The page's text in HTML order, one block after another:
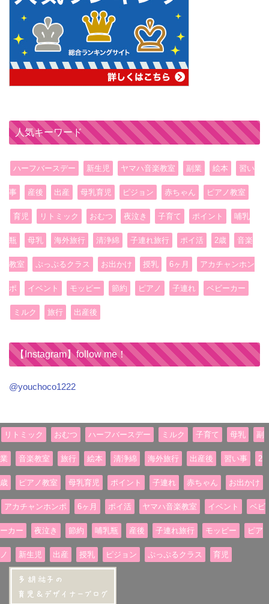
人気キーワード
ハーフバースデー 新生児 ヤマハ音楽教室 副業 絵本 習い
事 産後 出産 母乳育児 ピジョン 赤ちゃん ピアノ教室
育児 リトミック おむつ 夜泣き 子育て ポイント 哺乳
瓶 母乳 海外旅行 清浄綿 子連れ旅行 ポイ活 2歳 音楽
教室 ぷっぷるクラス お出かけ 授乳 6ヶ月 アカチャンホン
ポ イベント モッピー 節約 ピアノ 子連れ ベビーカー
ミルク 旅行 出産後
【Instagram】follow me！
@youchoco1222
リトミック おむつ ハーフバースデー ミルク 子育て 母乳 副
業 音楽教室 旅行 絵本 清浄綿 海外旅行 出産後 習い事 2
歳 ピアノ教室 母乳育児 ポイント 子連れ 赤ちゃん お出かけ
アカチャンホンポ 6ヶ月 ポイ活 ヤマハ音楽教室 イベント ベビ
ーカー 夜泣き 節約 哺乳瓶 産後 子連れ旅行 モッピー ピア
ノ 新生児 出産 授乳 ピジョン ぷっぷるクラス 育児